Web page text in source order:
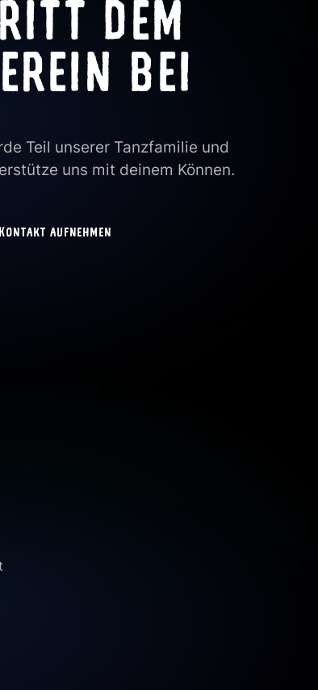
DEM
BEI
Teil unserer Tanzfamilie und
uns mit deinem Können.
Kontakt aufnehmen